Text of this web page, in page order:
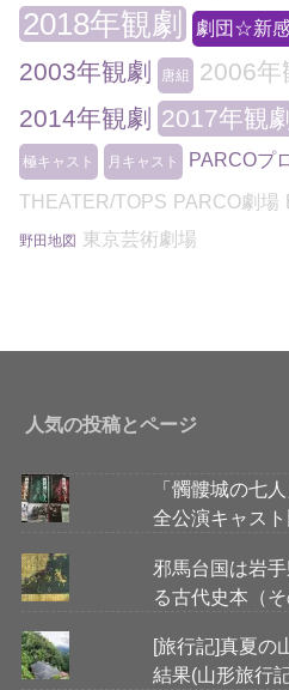
2018年観劇 劇団☆新
2003年観劇
唐組 2006年
2014年観劇 2017年観劇
極キャスト 月キャスト PARCOプ
THEATER/TOPS PARCO劇場
野田地図 東京芸術劇場
人気の投稿とページ
「髑髏城の七
全公演キャス
邪馬台国は岩
る古代史本（そ
[旅行記]真夏の
結果(山形旅行